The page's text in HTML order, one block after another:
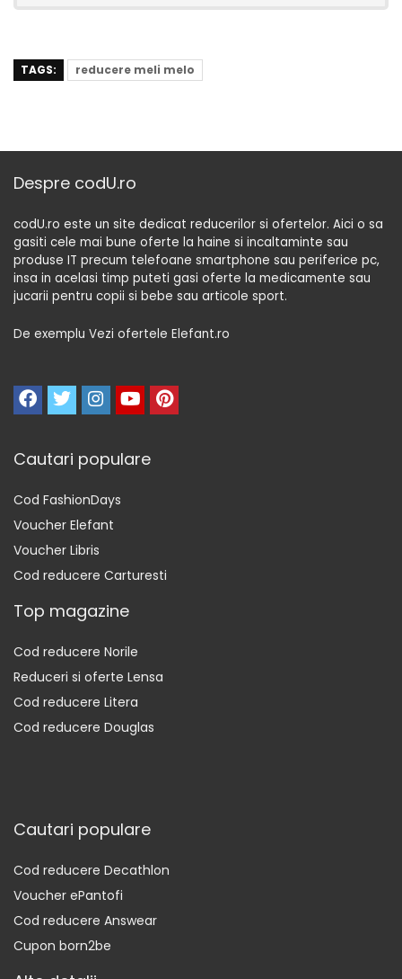
TAGS: reducere meli melo
Despre codU.ro
codU.ro este un site dedicat reducerilor si ofertelor. Aici o sa
gasiti cele mai bune oferte la haine si incaltaminte sau
produse IT precum telefoane smartphone sau periferice pc,
insa in acelasi timp puteti gasi oferte la medicamente sau
jucarii pentru copii si bebe sau articole sport.
De exemplu Vezi ofertele Elefant.ro
Cautari populare
Cod FashionDays
Voucher Elefant
Voucher Libris
Cod reducere Carturesti
Top magazine
Cod reducere Norile
Reduceri si oferte Lensa
Cod reducere Litera
Cod reducere Douglas
Cautari populare
Cod reducere Decathlon
Voucher ePantofi
Cod reducere Answear
Cupon born2be